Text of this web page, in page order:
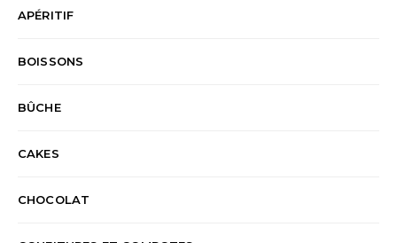
APÉRITIF
BOISSONS
BÛCHE
CAKES
CHOCOLAT